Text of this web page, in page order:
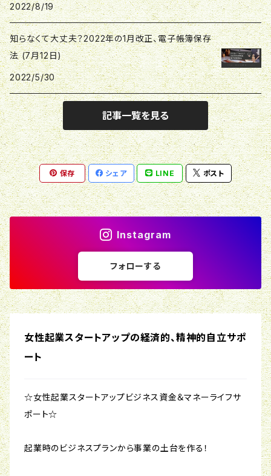
2022/8/19
知らなくて大丈夫？2022年の1月改正、電子帳簿保存
法 (7月12日)
2022/5/30
記事一覧を見る
保存 シェア LINE ポスト
Instagram
フォローする
女性起業スタートアップの経済的、精神的自立サポ
ート
☆女性起業スタートアップビジネス資金＆マネーライフサ
ポート☆
起業時のビジネスプランから事業の土台を作る！